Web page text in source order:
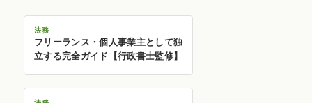
法務
フリーランス・個人事業主として独
立する完全ガイド【行政書士監修】